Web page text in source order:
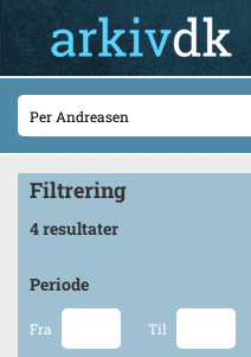
Filtrering
4 resultater
Periode
Fra Til